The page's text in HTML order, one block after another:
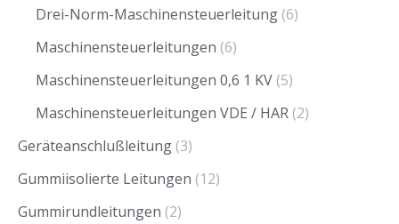
Drei-Norm-Maschinensteuerleitung (6)
Maschinensteuerleitungen (6)
Maschinensteuerleitungen 0,6 1 KV (5)
Maschinensteuerleitungen VDE / HAR (2)
Geräteanschlußleitung (3)
Gummiisolierte Leitungen (12)
Gummirundleitungen (2)